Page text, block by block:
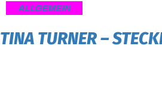
ALLGEMEIN
TINA TURNER –